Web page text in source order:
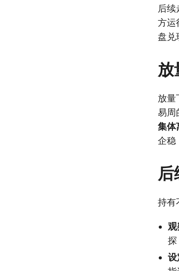
后续
方运
盘兑
放
放量
易周
集体
企稳
持有
观
探
设